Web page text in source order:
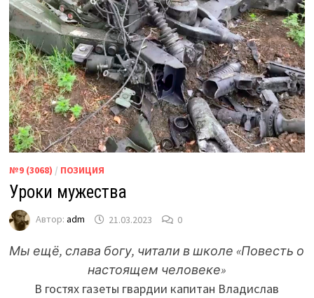
№9 (3068) / ПОЗИЦИЯ
Уроки мужества
Автор: adm 21.03.2023 0
Мы ещё, слава богу, читали в школе «Повесть о
настоящем человеке»
В гостях газеты гвардии капитан Владислав